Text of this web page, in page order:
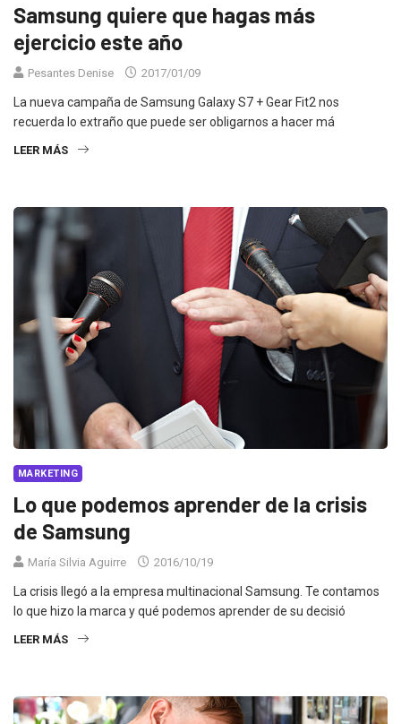
Samsung quiere que hagas más
ejercicio este año
Pesantes Denise 2017/01/09
La nueva campaña de Samsung Galaxy S7 + Gear Fit2 nos
recuerda lo extraño que puede ser obligarnos a hacer má
LEER MÁS
MARKETING
Lo que podemos aprender de la crisis
de Samsung
María Silvia Aguirre 2016/10/19
La crisis llegó a la empresa multinacional Samsung. Te contamos
lo que hizo la marca y qué podemos aprender de su decisió
LEER MÁS